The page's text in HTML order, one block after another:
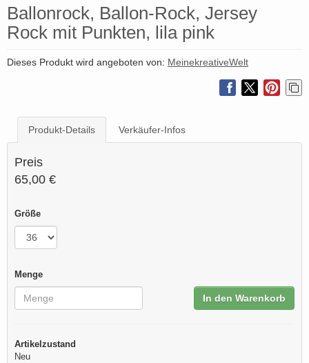
Ballonrock, Ballon-Rock, Jersey
Rock mit Punkten, lila pink
Dieses Produkt wird angeboten von: MeinekreativeWelt
Produkt-Details Verkäufer-Infos
Preis
65,00 €
Größe
Menge
In den Warenkorb
Artikelzustand
Neu